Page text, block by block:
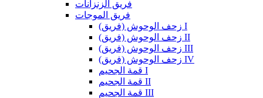
فريق الزنزانات
فريق الموجات
زحف الوحوش (فريق) I
زحف الوحوش (فريق) II
زحف الوحوش (فريق) III
زحف الوحوش (فريق) IV
قمة الجحيم I
قمة الجحيم II
قمة الجحيم III